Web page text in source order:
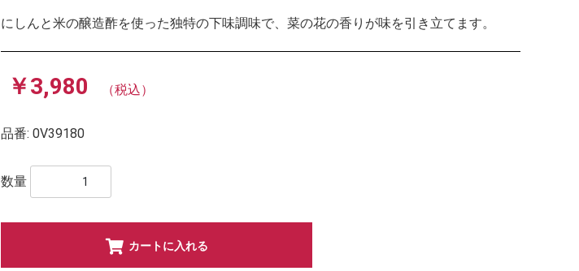
にしんと米の醸造酢を使った独特の下味調味で、菜の花の香りが味を引き立てます。
￥3,980 （税込）
品番: 0V39180
数量
カートに入れる